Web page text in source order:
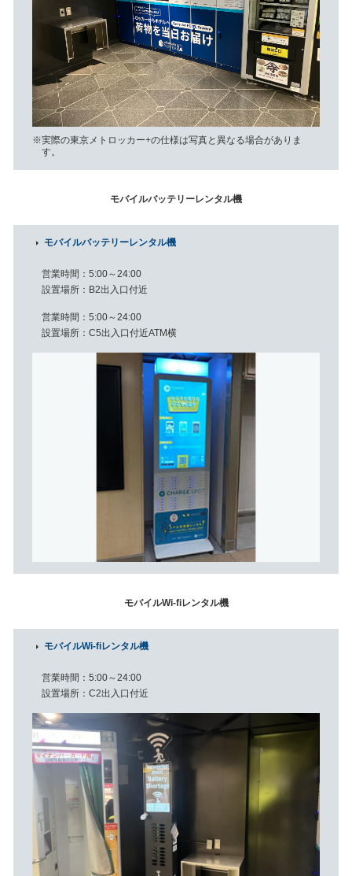
実際の東京メトロッカー+の仕様は写真と異なる場合がありま
す。
モバイルバッテリーレンタル機
モバイルバッテリーレンタル機
営業時間
5:00～24:00
設置場所
B2出入口付近
営業時間
5:00～24:00
設置場所
C5出入口付近ATM横
モバイルWi-fiレンタル機
モバイルWi-fiレンタル機
営業時間
5:00～24:00
設置場所
C2出入口付近